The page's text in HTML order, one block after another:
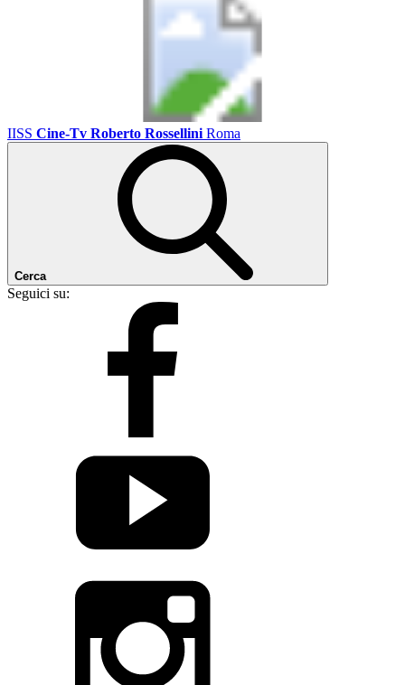
IISS Cine-Tv Roberto Rossellini Roma
Cerca
Seguici su: